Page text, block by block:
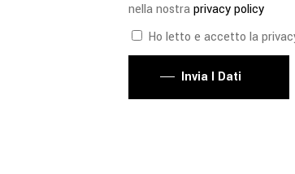
nella nostraprivacy policy
Ho letto e accetto la
Invia I Dati